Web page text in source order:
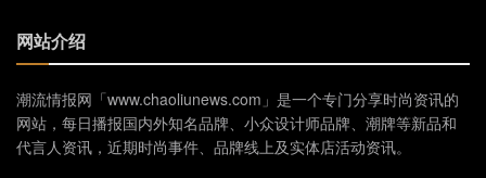
网站介绍
潮流情报网「www.chaoliunews.com」是一个专门分享时尚资讯的
网站，每日播报国内外知名品牌、小众设计师品牌、潮牌等新品和
代言人资讯，近期时尚事件、品牌线上及实体店活动资讯。